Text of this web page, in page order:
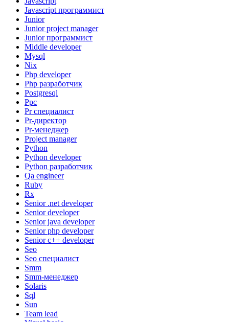
Javascript программист
Junior
Junior project manager
Junior программист
Middle developer
Mysql
Nix
Php developer
Php разработчик
Postgresql
Ppc
Pr специалист
Pr-директор
Pr-менеджер
Project manager
Python
Python developer
Python разработчик
Qa engineer
Ruby
Rx
Senior .net developer
Senior developer
Senior java developer
Senior php developer
Senior с++ developer
Seo
Seo специалист
Smm
Smm-менеджер
Solaris
Sql
Sun
Team lead